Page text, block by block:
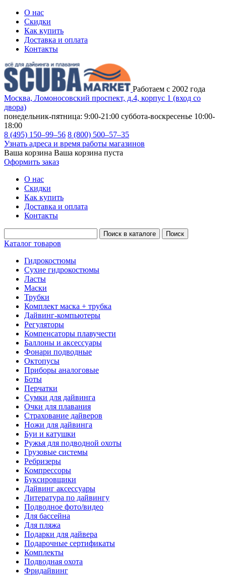
О нас
Скидки
Как купить
Доставка и оплата
Контакты
Работаем с 2002 года
Москва, Ломоносовский проспект, д.4, корпус 1 (вход со
двора)
понедельник-пятница: 9:00-21:00 суббота-воскресенье 10:00-
18:00
8 (495) 150–99–56 8 (800) 500–57–35
Узнать адреса и время работы магазинов
Ваша корзина Ваша корзина пуста
Оформить заказ
О нас
Скидки
Как купить
Доставка и оплата
Контакты
Каталог товаров
Гидрокостюмы
Сухие гидрокостюмы
Ласты
Маски
Трубки
Комплект маска + трубка
Дайвинг-компьютеры
Регуляторы
Компенсаторы плавучести
Баллоны и аксессуары
Фонари подводные
Октопусы
Приборы аналоговые
Боты
Перчатки
Сумки для дайвинга
Очки для плавания
Страхование дайверов
Ножи для дайвинга
Буи и катушки
Ружья для подводной охоты
Грузовые системы
Ребризеры
Компрессоры
Буксировщики
Дайвинг аксессуары
Литература по дайвингу
Подводное фото/видео
Для бассейна
Для пляжа
Подарки для дайвера
Подарочные сертификаты
Комплекты
Подводная охота
Фридайвинг